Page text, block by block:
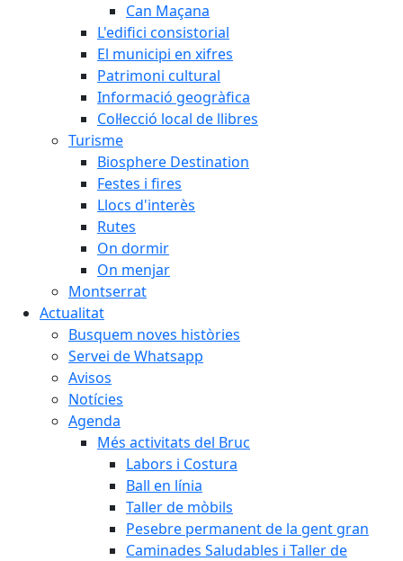
Can Maçana
L'edifici consistorial
El municipi en xifres
Patrimoni cultural
Informació geogràfica
Col·lecció local de llibres
Turisme
Biosphere Destination
Festes i fires
Llocs d'interès
Rutes
On dormir
On menjar
Montserrat
Actualitat
Busquem noves històries
Servei de Whatsapp
Avisos
Notícies
Agenda
Més activitats del Bruc
Labors i Costura
Ball en línia
Taller de mòbils
Pesebre permanent de la gent gran
Caminades Saludables i Taller de